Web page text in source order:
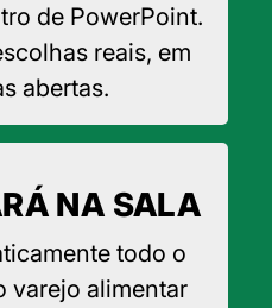
de PowerPoint.
reais, em
abertas.
NA SALA
todo o
varejo alimentar